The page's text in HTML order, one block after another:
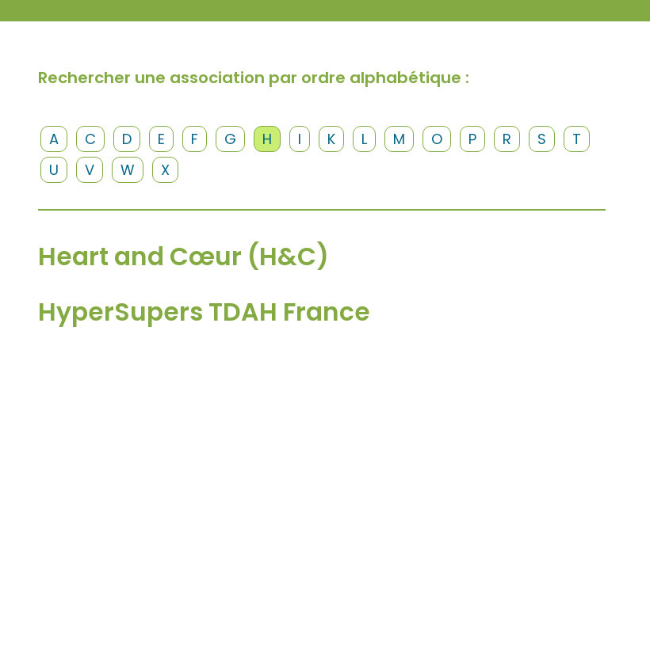
Rechercher une association par ordre alphabétique :
A C D E F G H I K L M O P R S
T
U
V W X
Heart and Cœur (H&C)
HyperSupers TDAH France